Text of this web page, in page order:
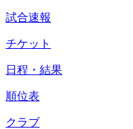
試合速報
チケット
日程・結果
順位表
クラブ